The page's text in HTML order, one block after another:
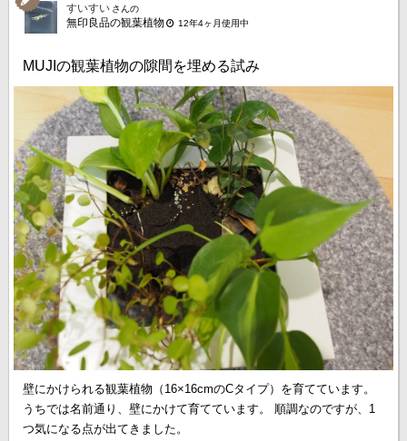
すいすい さんの
無印良品の観葉植物 12年4ヶ月使用中
MUJIの観葉植物の隙間を埋める試み
壁にかけられる観葉植物（16×16cmのCタイプ）を育てています。
うちでは名前通り、壁にかけて育てています。 順調なのですが、1
つ気になる点が出てきました。